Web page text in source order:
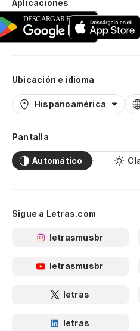
Aplicaciones
Ubicación e idioma
Hispanoamérica
Pantalla
Automático
Sigue a Letras.com
letrasmusbr
letrasmusbr
letras
letras